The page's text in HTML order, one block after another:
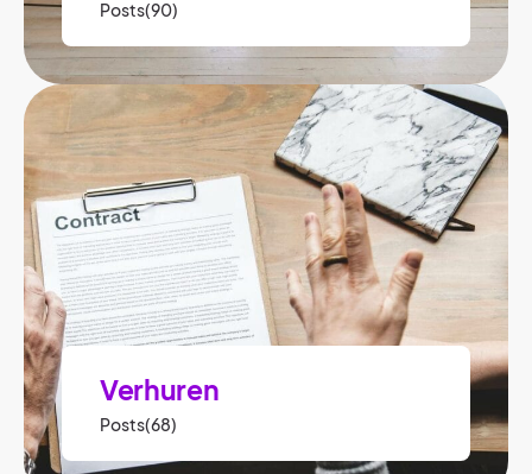
Posts(90)
Verhuren
Posts(68)